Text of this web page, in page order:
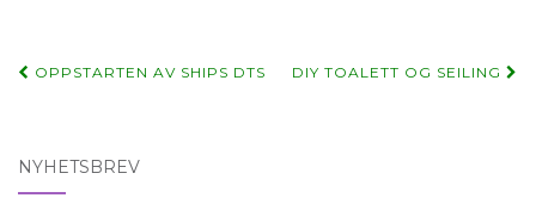
Post
OPPSTARTEN AV SHIPS DTS DIY TOALETT OG SEILING
NYHETSBREV